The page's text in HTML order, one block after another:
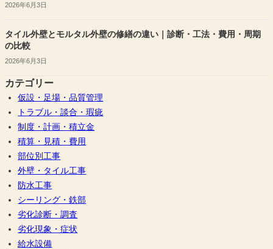
2026年6月3日
タイル外壁とモルタル外壁の修繕の違い｜診断・工法・費用・周期
の比較
2026年6月3日
カテゴリー
仮設・足場・品質管理
トラブル・談合・瑕疵
制度・計画・積立金
積算・見積・費用
部位別工事
外壁・タイル工事
防水工事
シーリング・鉄部
劣化診断・調査
劣化現象・症状
給水設備